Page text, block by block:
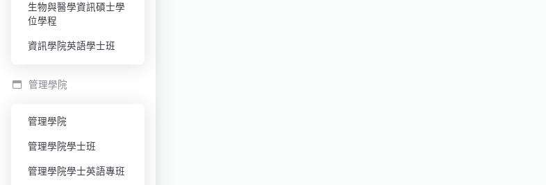
生物與醫學資訊碩士學
位學程
資訊學院英語學士班
管理學院
管理學院
管理學院學士班
管理學院學士英語專班